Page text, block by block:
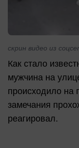
скрин видео из
Как стало
мужчина на
происходило на
замечания
реагировал.